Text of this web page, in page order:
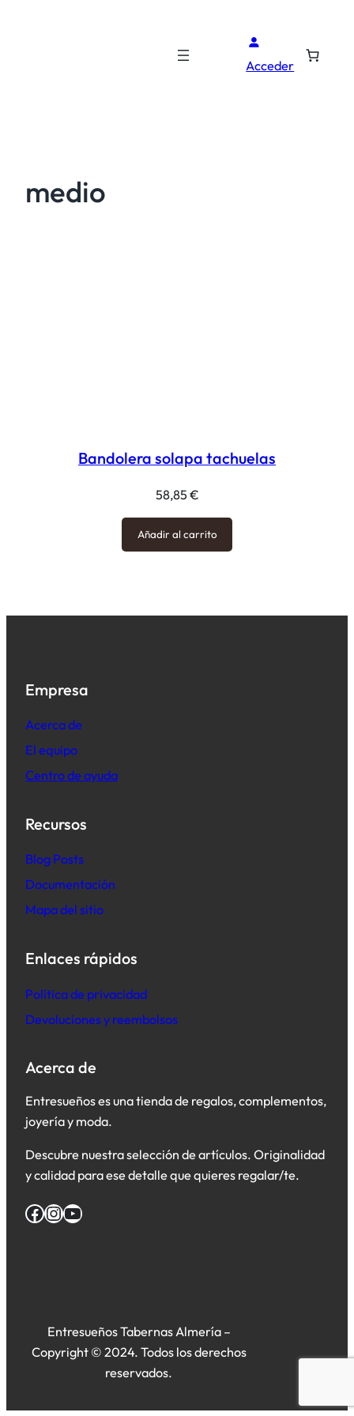
Acceder
medio
Bandolera solapa tachuelas
58,85€
Añadir al carrito
Empresa
Acerca de
El equipo
Centro de ayuda
Recursos
Blog Posts
Documentación
Mapa del sitio
Enlaces rápidos
Política de privacidad
Devoluciones y reembolsos
Acerca de
Entresueños es una tienda de regalos, complementos,
joyería y moda.
Descubre nuestra selección de artículos. Originalidad
y calidad para ese detalle que quieres regalar/te.
Facebook InstagramYouTube
Entresueños Tabernas Almería –
Copyright © 2024. Todos los derechos
reservados.